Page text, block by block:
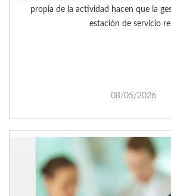
propia de la actividad hacen que la
estación de servicio re
08/05/2026